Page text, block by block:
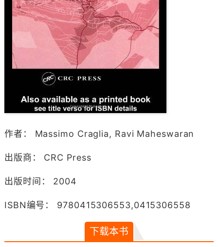
作者： Massimo Craglia, Ravi Maheswaran
出版商： CRC Press
出版时间： 2004
ISBN编号： 9780415306553,0415306558
下载本书